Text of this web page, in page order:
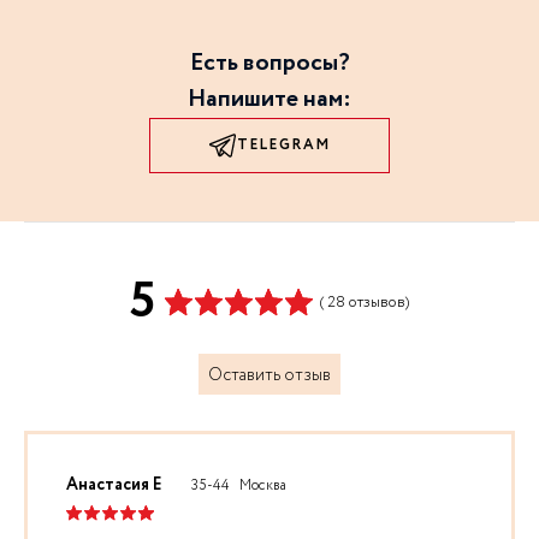
10:00 до 22:00) или операторов службы доставки.
Есть вопросы?
Напишите нам:
TELEGRAM
5 ( 28 отзывов)
Оставить отзыв
Анастасия Е 35-44 Москва